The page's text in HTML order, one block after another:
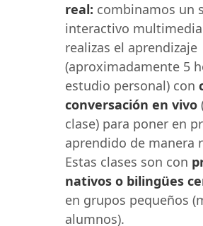
real: combinamos un
interactivo
realizas el aprendizaje
(aproximadamente 5
estudio personal) con
conversación en vivo
clase) para poner en
aprendido de manera
Estas clases son con
nativos o bilingües
en grupos pequeños
alumnos).